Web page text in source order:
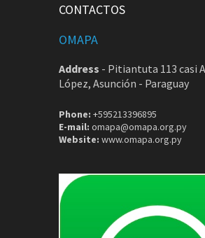
CONTACTOS
OMAPA
Address - Pitiantuta 113 casi
López, Asunción - Paraguay
Phone: +595213396895
E-mail: omapa@omapa.org.py
Website: www.omapa.org.py